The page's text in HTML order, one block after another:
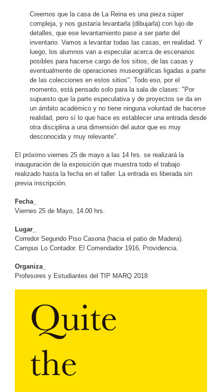
Creemos que la casa de La Reina es una pieza súper
compleja, y nos gustaría levantarla (dibujarla) con lujo de
detalles, que ese levantamiento pase a ser parte del
inventario. Vamos a levantar todas las casas, en realidad. Y
luego, los alumnos van a especular acerca de escenarios
posibles para hacerse cargo de los sitios, de las casas y
eventualmente de operaciones museográficas ligadas a parte
de las colecciones en estos sitios". Todo eso, por el
momento, está pensado solo para la sala de clases: "Por
supuesto que la parte especulativa y de proyectos se da en
un ámbito académico y no tiene ninguna voluntad de hacerse
realidad, pero sí lo que hace es establecer una entrada desde
otra disciplina a una dimensión del autor que es muy
desconocida y muy relevante".
El próximo viernes 25 de mayo a las 14 hrs. se realizará la
inauguración de la exposición que muestra todo el trabajo
realizado hasta la fecha en el taller. La entrada es liberada sin
previa inscripción.
Fecha_
Viernes 25 de Mayo, 14.00 hrs.
Lugar_
Corredor Segundo Piso Casona (hacia el patio de Madera).
Campus Lo Contador. El Comendador 1916, Providencia.
Organiza_
Profesores y Estudiantes del TIP MARQ 2018